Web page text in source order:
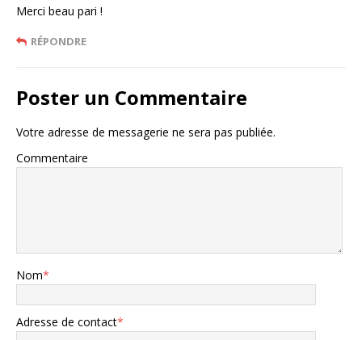
Merci beau pari !
RÉPONDRE
Poster un Commentaire
Votre adresse de messagerie ne sera pas publiée.
Commentaire
Nom*
Adresse de contact*